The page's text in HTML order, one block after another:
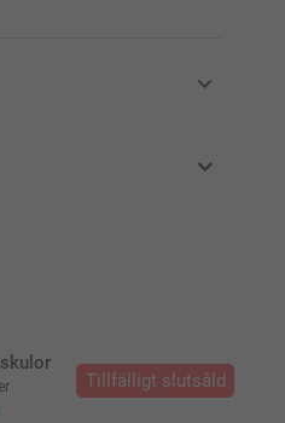
och exklusive porto.
Tillfälligt slutsåld